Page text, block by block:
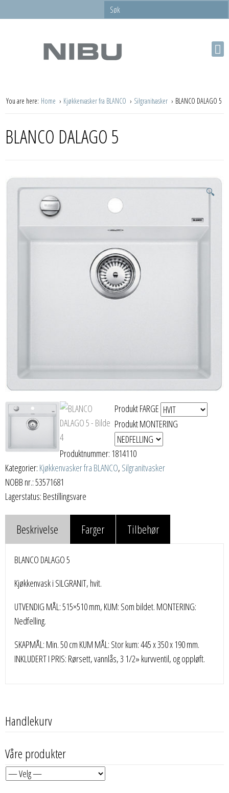
You are here: Home Kjøkkenvasker fra BLANCO Silgranitvasker BLANCO DALAGO 5
BLANCO DALAGO 5
🔍
Produkt FARGE
Produkt MONTERING
Produktnummer: 1814110
Kategorier: Kjøkkenvasker fra BLANCO, Silgranitvasker
NOBB nr.: 53571681
Lagerstatus: Bestillingsvare
Beskrivelse Farger Tilbehør
BLANCO DALAGO 5
Kjøkkenvask i SILGRANIT, hvit.
UTVENDIG MÅL: 515×510 mm, KUM: Som bildet. MONTERING:
Nedfelling.
SKAPMÅL: Min. 50 cm KUM MÅL: Stor kum: 445 x 350 x 190 mm.
INKLUDERT I PRIS: Rørsett, vannlås, 3 1/2» kurvventil, og oppløft.
Handlekurv
Våre produkter